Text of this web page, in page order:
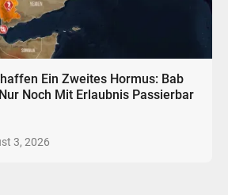
Ein Zweites Hormus: Bab
Noch Mit Erlaubnis Passierbar
3, 2026